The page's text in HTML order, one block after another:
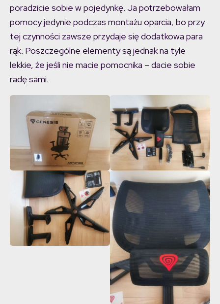
poradzicie sobie w pojedynkę. Ja potrzebowałam
pomocy jedynie podczas montażu oparcia, bo przy
tej czynności zawsze przydaje się dodatkowa para
rąk. Poszczególne elementy są jednak na tyle
lekkie, że jeśli nie macie pomocnika – dacie sobie
radę sami.